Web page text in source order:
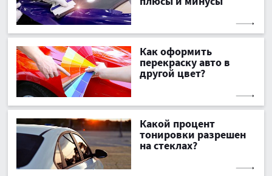
Как оформить
перекраску авто в
другой цвет?
Какой процент
тонировки разрешен
на стеклах?